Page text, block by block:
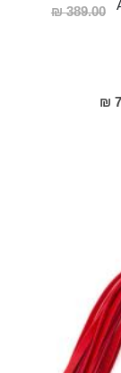
389.00 ₪